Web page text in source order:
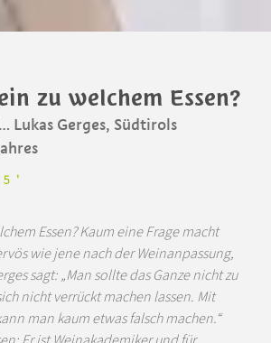
zu welchem Essen?
Lukas Gerges, Südtirols
5 '
Essen? Kaum eine Frage macht
wie jene nach der Weinanpassung,
sagt: „Man sollte das Ganze nicht zu
nicht verrückt machen lassen. Mit
man kaum etwas falsch machen.“